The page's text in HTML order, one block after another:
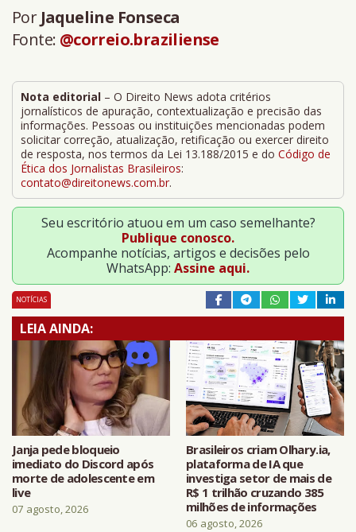
Por Jaqueline Fonseca
Fonte: @correio.braziliense
Nota editorial – O Direito News adota critérios
jornalísticos de apuração, contextualização e precisão das
informações. Pessoas ou instituições mencionadas podem
solicitar correção, atualização, retificação ou exercer direito
de resposta, nos termos da Lei 13.188/2015 e do Código de
Ética dos Jornalistas Brasileiros:
contato@direitonews.com.br.
Seu escritório atuou em um caso semelhante?
Publique conosco.
Acompanhe notícias, artigos e decisões pelo
WhatsApp: Assine aqui.
NOTÍCIAS
LEIA AINDA:
Janja pede bloqueio
imediato do Discord após
morte de adolescente em
live
07 agosto, 2026
Brasileiros criam Olhary.ia,
plataforma de IA que
investiga setor de mais de
R$ 1 trilhão cruzando 385
milhões de informações
06 agosto, 2026